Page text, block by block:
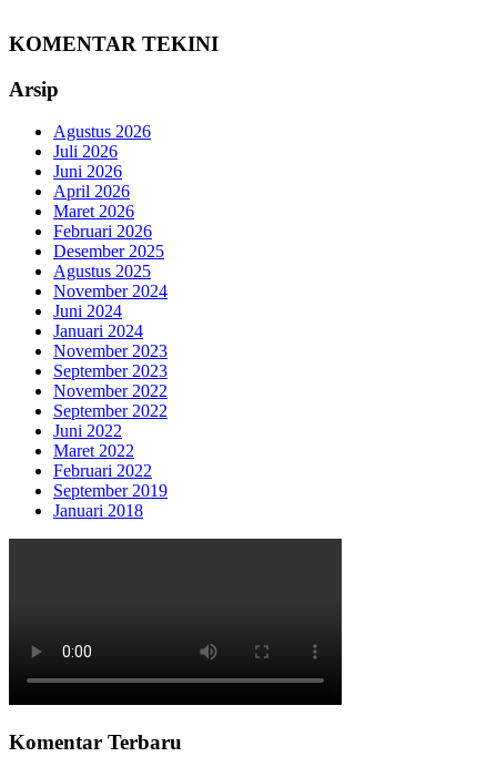
KOMENTAR TEKINI
Arsip
Agustus 2026
Juli 2026
Juni 2026
April 2026
Maret 2026
Februari 2026
Desember 2025
Agustus 2025
November 2024
Juni 2024
Januari 2024
November 2023
September 2023
November 2022
September 2022
Juni 2022
Maret 2022
Februari 2022
September 2019
Januari 2018
Komentar Terbaru